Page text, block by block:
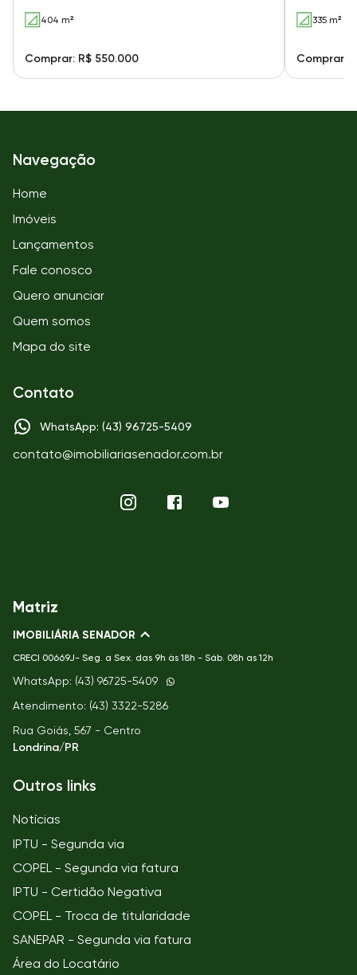
404 m²
Comprar: R$ 550.000
335 m²
Comprar:
Navegação
Home
Imóveis
Lançamentos
Fale conosco
Quero anunciar
Quem somos
Mapa do site
Contato
WhatsApp: (43) 96725-5409
contato@imobiliariasenador.com.br
Matriz
IMOBILIÁRIA SENADOR
CRECI 00669J- Seg. a Sex. das 9h às 18h - Sáb. 08h as 12h
WhatsApp: (43) 96725-5409
Atendimento: (43) 3322-5286
Rua Goiás, 567 - Centro
Londrina/PR
Outros links
Notícias
IPTU - Segunda via
COPEL - Segunda via fatura
IPTU - Certidão Negativa
COPEL - Troca de titularidade
SANEPAR - Segunda via fatura
Área do Locatário